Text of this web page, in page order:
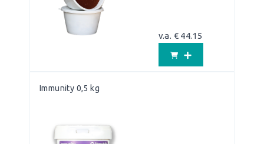
v.a. € 44.15
Immunity 0,5 kg